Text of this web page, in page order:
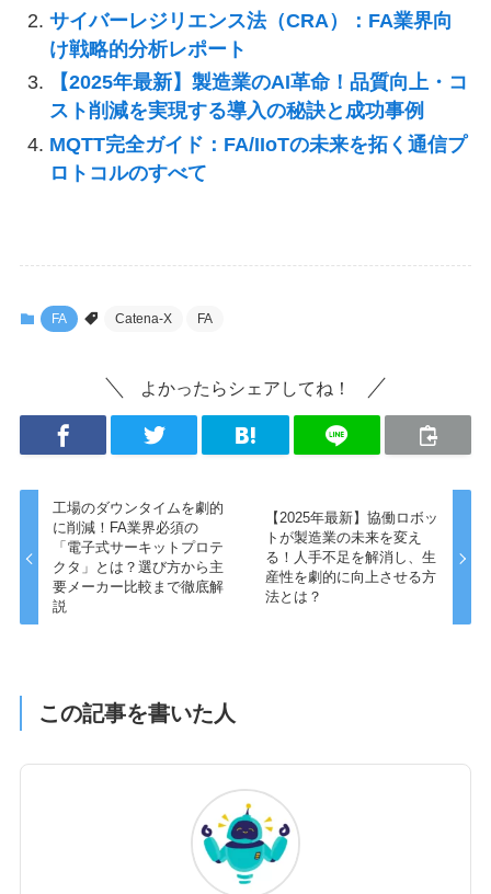
サイバーレジリエンス法（CRA）：FA業界向
け戦略的分析レポート
【2025年最新】製造業のAI革命！品質向上・コ
スト削減を実現する導入の秘訣と成功事例
MQTT完全ガイド：FA/IIoTの未来を拓く通信プ
ロトコルのすべて
FA Catena-X FA
よかったらシェアしてね！
工場のダウンタイムを劇的
に削減！FA業界必須の
「電子式サーキットプロテ
クタ」とは？選び方から主
要メーカー比較まで徹底解
説
【2025年最新】協働ロボッ
トが製造業の未来を変え
る！人手不足を解消し、生
産性を劇的に向上させる方
法とは？
この記事を書いた人